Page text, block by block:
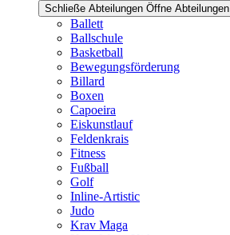
Schließe Abteilungen Öffne Abteilungen
Ballett
Ballschule
Basketball
Bewegungsförderung
Billard
Boxen
Capoeira
Eiskunstlauf
Feldenkrais
Fitness
Fußball
Golf
Inline-Artistic
Judo
Krav Maga